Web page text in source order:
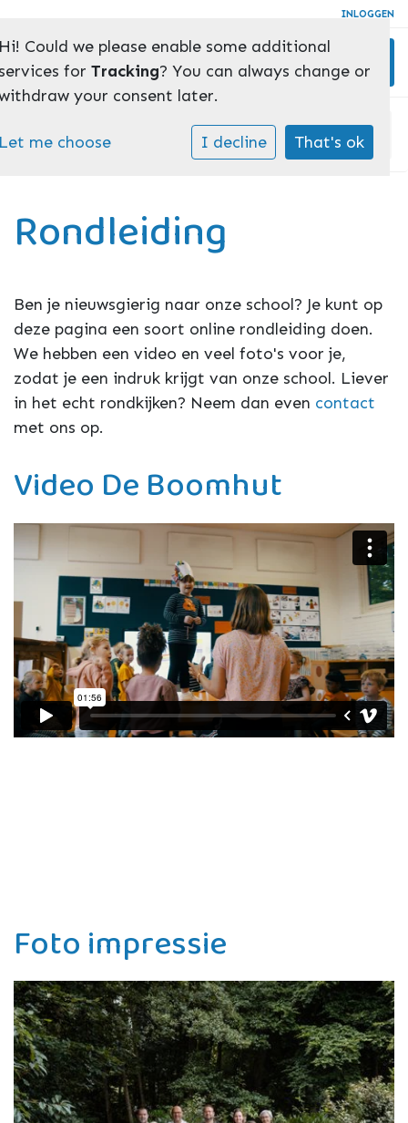
INLOGGEN
Home» Rondleiding
Rondleiding
Ben je nieuwsgierig naar onze school? Je kunt op
deze pagina een soort online rondleiding doen.
We hebben een video en veel foto's voor je,
zodat je een indruk krijgt van onze school. Liever
in het echt rondkijken? Neem dan even contact
met ons op.
Video De Boomhut
Foto impressie
Could we please enable some additional
for Tracking? You can always change or
your consent later.
me choose I decline That's ok